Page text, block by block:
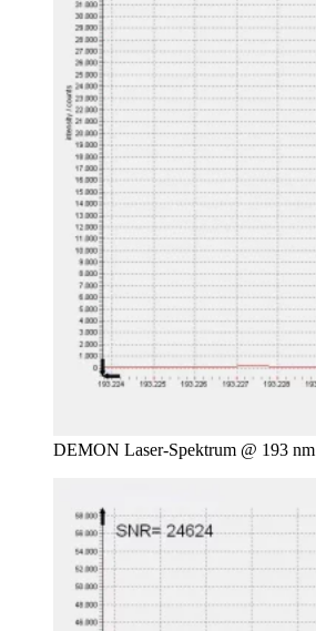
DEMON Laser-Spektrum @ 193 nm